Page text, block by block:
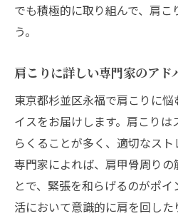
でも積極的に取り組んで、肩こ
う。
肩こりに詳しい専門家のアド
東京都杉並区永福で肩こりに
イスをお届けします。肩こり
らくることが多く、適切なスト
専門家によれば、肩甲骨周り
とで、緊張を和らげるのがポ
活において意識的に肩を回し